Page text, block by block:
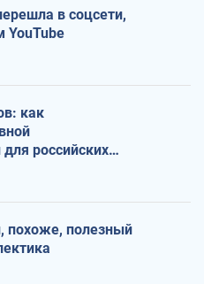
в соцсети,
YouTube
как
российских
похоже, полезный